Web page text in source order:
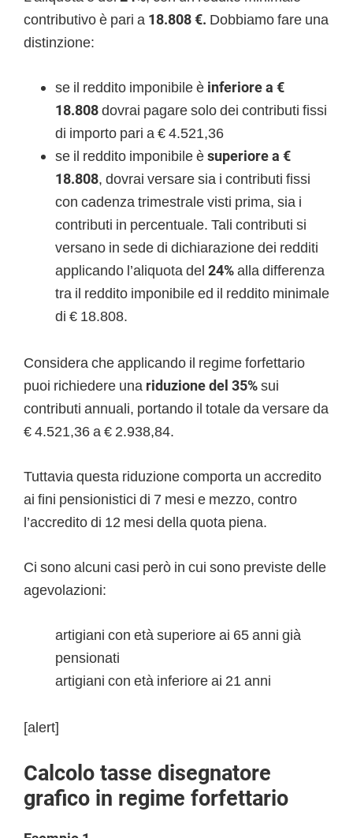
contributivo è pari a 18.808 €. Dobbiamo fare una
distinzione:
se il reddito imponibile è inferiore a €
18.808dovrai pagare solo dei contributi fissi
di importo pari a € 4.521,36
se il reddito imponibile èsuperiore a €
18.808, dovrai versare sia i contributi fissi
con cadenza trimestrale visti prima, sia i
contributi in percentuale. Tali contributi si
versano in sede di dichiarazione dei redditi
applicando l’aliquota del 24%alla differenza
tra il reddito imponibile ed il reddito minimale
di € 18.808.
Considera che applicando il regime forfettario
puoi richiedere una riduzione del 35%sui
contributi annuali, portando il totale da versare da
€ 4.521,36 a € 2.938,84.
Tuttavia questa riduzione comporta un accredito
ai fini pensionistici di 7 mesi e mezzo, contro
l’accredito di 12 mesi della quota piena.
Ci sono alcuni casi però in cui sono previste delle
agevolazioni:
artigiani con età superiore ai 65 anni già
pensionati
artigiani con età inferiore ai 21 anni
[alert]
Calcolo tasse disegnatore
grafico in regime forfettario